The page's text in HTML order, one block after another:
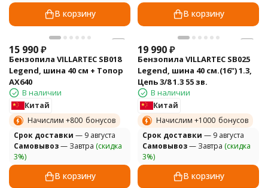
В корзину В корзину
15 990₽
Бензопила VILLARTEC SB018
Legend, шина 40 см + Топор
AX640
В наличии
Китай
Начислим +800 бонусов
Cрок доставки — 9 августа
Самовывоз— Завтра (скидка
3%)
В корзину
19 990₽
Бензопила VILLARTEC SB025
Legend, шина 40 см.(16") 1.3,
Цепь 3/8 1.3 55 зв.
В наличии
Китай
Начислим +1000 бонусов
Cрок доставки — 9 августа
Самовывоз— Завтра (скидка
3%)
В корзину